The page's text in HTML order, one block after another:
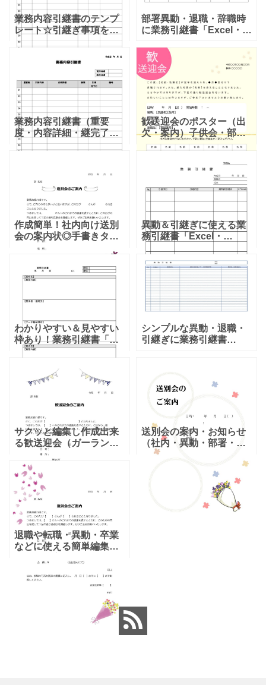
業務内容引継書のテンプ
レート☆引継ぎ事項を一
覧にできる便利なフォー
明確になります！ 人事異
動や退職など、担当者が
変更になる時に便利にお
使い
部署異動・退職・辞職時
に業務引継書「Excel・
使いやすい 部署異動・退
職・辞職時に業務引継書
「Excel・Word・PDF」
シンプ
業務内容引継書（重要
度・内容詳細・継完了
日・年月日）書き方が簡
なります。部署移動や退
社、転職など様々な理由
で業務の引
歓送迎会のポスター（出
欠・案内）子供会・部
活・社内・職場で使える
プレートとなります。か
わいい雰囲気にデザイン
され下部にはピアノの鍵
盤と音符
作成簡単！社内向け送別
会の案内状◎手書きタッ
チのイラスト入りでほっ
やサークル、地域、ご友
人の送別会を開く幹事の
レー
異動＆引継ぎに使える業
務引継書「Excel・
すい＆使いやすい簡易的
なデザインのテンプレー
トとなります。人事異動
などビジネスで、簡単
わかりやすい＆見やすい
枠あり！業務引継書「異
動・退職・Excel・
ド出来るテンプレートと
なります。各項目が枠で
区切られているので、引
シンプルな異動・退職・
引継ぎに業務引継書
ます。サンプルや見本と
しても使える！編集な
サクッと編集し作成出来
る歓送迎会（ガーランド
とワインがポイント）カ
ジュアルなデザインのご
案内状です。 壁に貼って
も目を引くポップでかわ
いいデザインです。テン
プレ
送別会の案内・お知らせ
（社内・異動・部署・退
職）かわいいイラスト
「Excel・Word」のテン
プレートとなります。社
内での異動や退職など
様々な送別会の案内とし
退職や転職・異動・卒業
などに使える簡単編集の
のテンプレートとなりま
す。ダウンロードを行う
事で、簡単に編集出来
る、エクセルとワードが